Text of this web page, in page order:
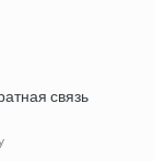
связь